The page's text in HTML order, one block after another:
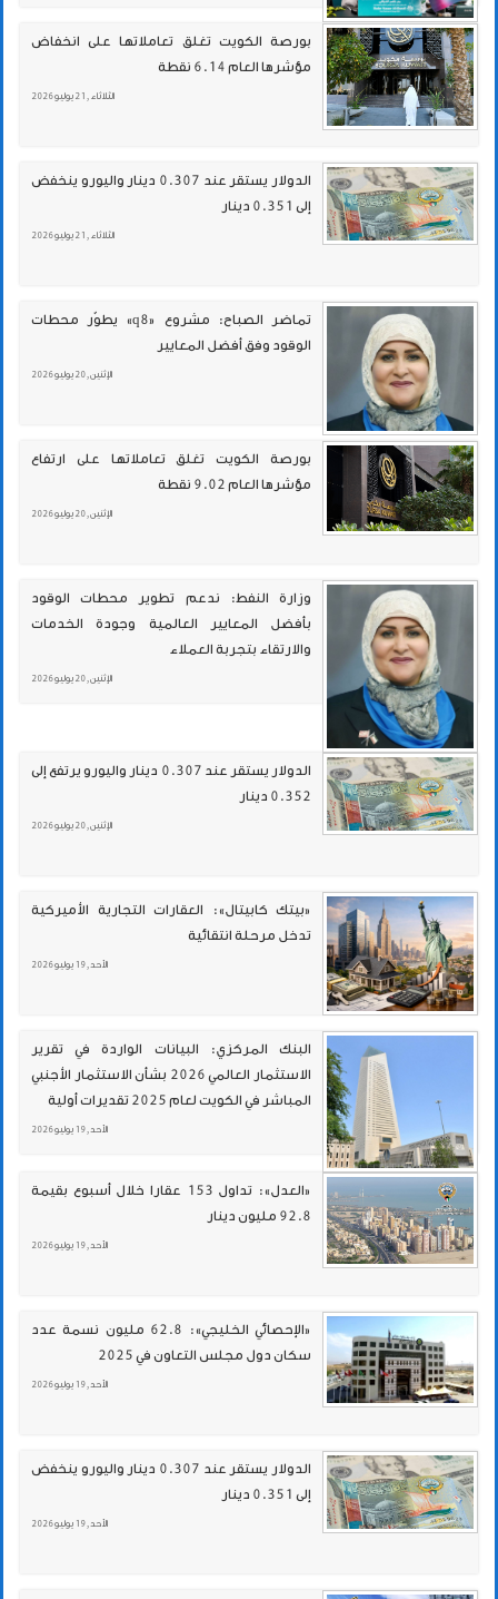
بورصة الكويت تغلق تعاملاتها على انخفاض
مؤشرها العام 6.14 نقطة
الثلاثاء , 21 يوليو 2026
الدولار يستقر عند 0.307 دينار واليورو ينخفض
إلى 0.351 دينار
الثلاثاء , 21 يوليو 2026
تماضر الصباح: مشروع «q8» يطوّر محطات
الوقود وفق أفضل المعايير
الإثنين , 20 يوليو 2026
بورصة الكويت تغلق تعاملاتها على ارتفاع
مؤشرها العام 9.02 نقطة
الإثنين , 20 يوليو 2026
وزارة النفط: ندعم تطوير محطات الوقود
بأفضل المعايير العالمية وجودة الخدمات
والارتقاء بتجربة العملاء
الإثنين , 20 يوليو 2026
الدولار يستقر عند 0.307 دينار واليورو يرتفع إلى
0.352 دينار
الإثنين , 20 يوليو 2026
«بيتك كابيتال»: العقارات التجارية الأميركية
تدخل مرحلة انتقائية
الأحد , 19 يوليو 2026
البنك المركزي: البيانات الواردة في تقرير
الاستثمار العالمي 2026 بشأن الاستثمار الأجنبي
المباشر في الكويت لعام 2025 تقديرات أولية
الأحد , 19 يوليو 2026
«العدل»: تداول 153 عقارا خلال أسبوع بقيمة
92.8 مليون دينار
الأحد , 19 يوليو 2026
«الإحصائي الخليجي»: 62.8 مليون نسمة عدد
سكان دول مجلس التعاون في 2025
الأحد , 19 يوليو 2026
الدولار يستقر عند 0.307 دينار واليورو ينخفض
إلى 0.351 دينار
الأحد , 19 يوليو 2026